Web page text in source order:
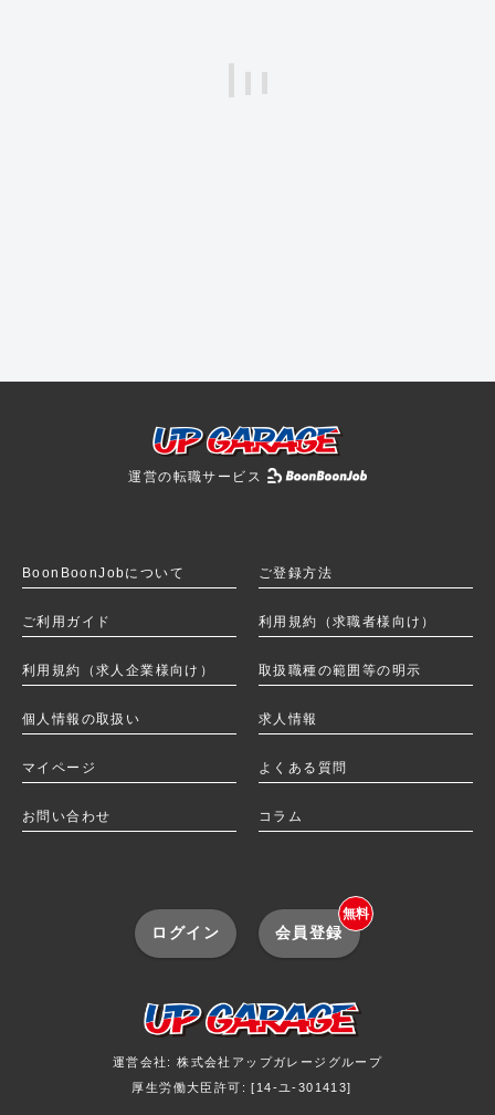
運営の転職サービス
BoonBoonJobについて ご登録方法
ご利用ガイド 利用規約（求職者様向け）
利用規約（求人企業様向け） 取扱職種の範囲等の明示
個人情報の取扱い 求人情報
マイページ よくある質問
お問い合わせ コラム
ログイン 会員登録
無料
運営会社: 株式会社アップガレージグループ
厚生労働大臣許可: [14-ユ-301413]